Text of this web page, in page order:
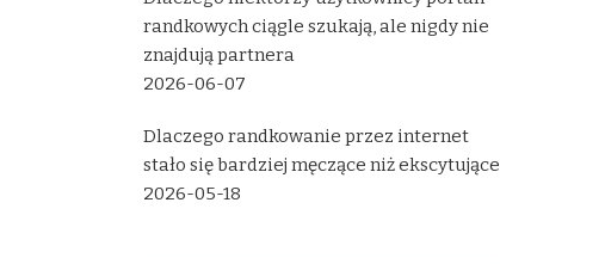
randkowych ciągle szukają, ale nigdy nie
znajdują partnera
2026-06-07
Dlaczego randkowanie przez internet
stało się bardziej męczące niż ekscytujące
2026-05-18